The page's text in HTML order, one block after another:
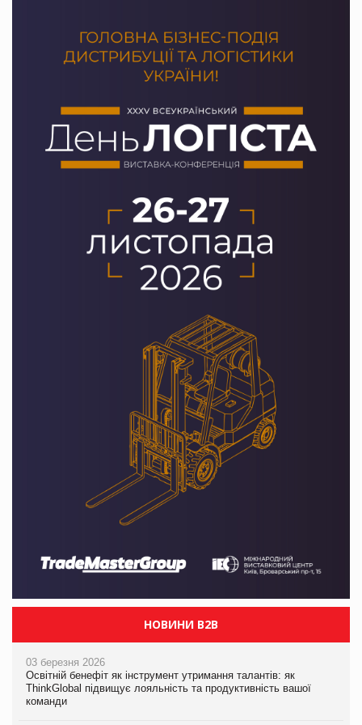
НОВИНИ B2B
03 березня 2026
Освітній бенефіт як інструмент утримання талантів: як
ThinkGlobal підвищує лояльність та продуктивність вашої
команди